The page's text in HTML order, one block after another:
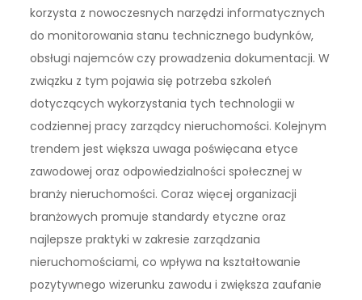
korzysta z nowoczesnych narzędzi informatycznych
do monitorowania stanu technicznego budynków,
obsługi najemców czy prowadzenia dokumentacji. W
związku z tym pojawia się potrzeba szkoleń
dotyczących wykorzystania tych technologii w
codziennej pracy zarządcy nieruchomości. Kolejnym
trendem jest większa uwaga poświęcana etyce
zawodowej oraz odpowiedzialności społecznej w
branży nieruchomości. Coraz więcej organizacji
branżowych promuje standardy etyczne oraz
najlepsze praktyki w zakresie zarządzania
nieruchomościami, co wpływa na kształtowanie
pozytywnego wizerunku zawodu i zwiększa zaufanie